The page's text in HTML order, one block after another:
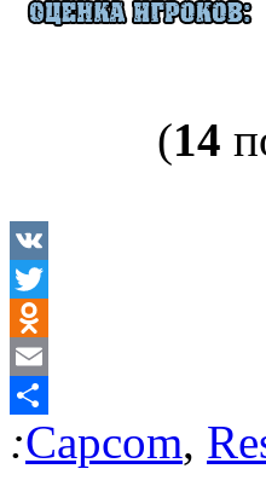
(14
VK
Twitter
Odnoklassniki
Email
Отправить
:Capcom,